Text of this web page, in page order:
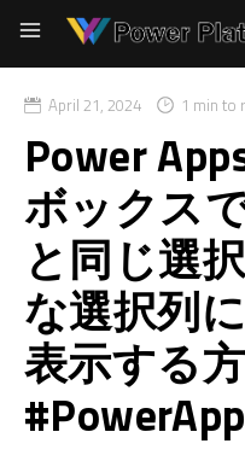
April 21, 2024 1 min to
Power
ボックス
と同じ選
な選択列
表示する